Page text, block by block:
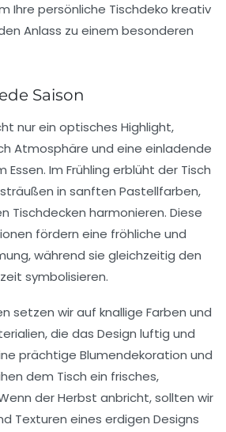
Ihre persönliche Tischdeko kreativ
Anlass zu einem besonderen
Saison
nur ein optisches Highlight,
Atmosphäre und eine einladende
Essen. Im Frühling erblüht der Tisch
in sanften Pastellfarben,
Tischdecken harmonieren. Diese
fördern eine fröhliche und
während sie gleichzeitig den
symbolisieren.
setzen wir auf knallige Farben und
die das Design luftig und
prächtige Blumendekoration und
dem Tisch ein frisches,
derHerbst anbricht, sollten wir
Texturen eines erdigen Designs